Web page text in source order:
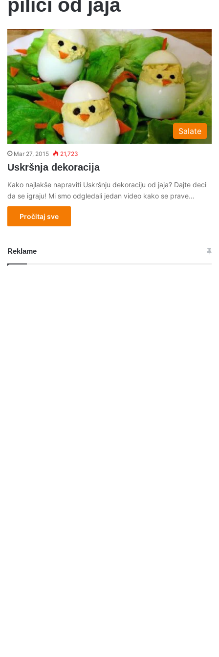
pilici od jaja
Salate
Mar 27, 2015 21,723
Uskršnja dekoracija
Kako najlakše napraviti Uskršnju dekoraciju od jaja? Dajte deci
da se igraju! Mi smo odgledali jedan video kako se prave…
Pročitaj sve
Reklame